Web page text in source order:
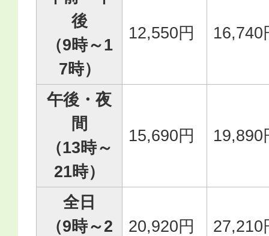
後
（9時～1
7時）
12,550円 16,740
午後・夜
間
（13時～
21時）
15,690円 19,890
全日
（9時～2
20,920円 27,210